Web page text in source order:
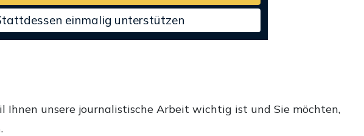
einmalig unterstützen
Ihnen unsere journalistische Arbeit wichtig ist und Sie möchten,